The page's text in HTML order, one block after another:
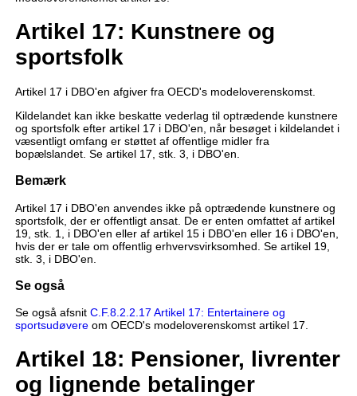
Artikel 17: Kunstnere og
sportsfolk
Artikel 17 i DBO'en afgiver fra OECD's modeloverenskomst.
Kildelandet kan ikke beskatte vederlag til optrædende kunstnere
og sportsfolk efter artikel 17 i DBO'en, når besøget i kildelandet i
væsentligt omfang er støttet af offentlige midler fra
bopælslandet. Se artikel 17, stk. 3, i DBO'en.
Bemærk
Artikel 17 i DBO'en anvendes ikke på optrædende kunstnere og
sportsfolk, der er offentligt ansat. De er enten omfattet af artikel
19, stk. 1, i DBO'en eller af artikel 15 i DBO'en eller 16 i DBO'en,
hvis der er tale om offentlig erhvervsvirksomhed. Se artikel 19,
stk. 3, i DBO'en.
Se også
Se også afsnit C.F.8.2.2.17 Artikel 17: Entertainere og
sportsudøvereom OECD's modeloverenskomst artikel 17.
Artikel 18: Pensioner, livrenter
og lignende betalinger